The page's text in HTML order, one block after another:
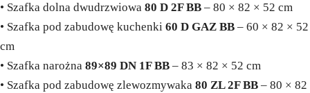
• Szafka dolna dwudrzwiowa 80 D 2F BB – 80 × 82 × 52 cm
• Szafka pod zabudowę kuchenki 60 D GAZ BB – 60 × 82 × 52
cm
• Szafka narożna 89×89 DN 1F BB – 83 × 82 × 52 cm
• Szafka pod zabudowę zlewozmywaka 80 ZL 2F BB – 80 × 82